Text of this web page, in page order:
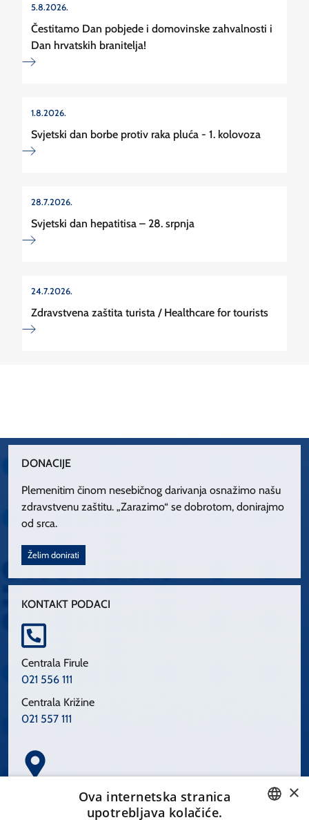
5.8.2026.
Čestitamo Dan pobjede i domovinske zahvalnosti i
Dan hrvatskih branitelja!
1.8.2026.
Svjetski dan borbe protiv raka pluća - 1. kolovoza
28.7.2026.
Svjetski dan hepatitisa – 28. srpnja
24.7.2026.
Zdravstvena zaštita turista / Healthcare for tourists
DONACIJE
Plemenitim činom nesebičnog darivanja osnažimo našu
zdravstvenu zaštitu. „Zarazimo“ se dobrotom, donirajmo
od srca.
Želim donirati
KONTAKT PODACI
Centrala Firule
021 556 111
Centrala Križine
021 557 111
Spinčićeva 1, 21000 Split
×
Ova internetska stranica
upotrebljava kolačiće.